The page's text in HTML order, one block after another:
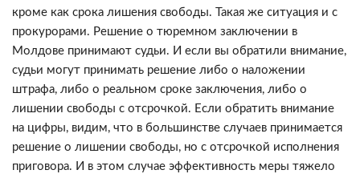
кроме как срока лишения свободы. Такая же ситуация и с
прокурорами. Решение о тюремном заключении в
Молдове принимают судьи. И если вы обратили внимание,
судьи могут принимать решение либо о наложении
штрафа, либо о реальном сроке заключения, либо о
лишении свободы с отсрочкой. Если обратить внимание
на цифры, видим, что в большинстве случаев принимается
решение о лишении свободы, но с отсрочкой исполнения
приговора. И в этом случае эффективность меры тяжело